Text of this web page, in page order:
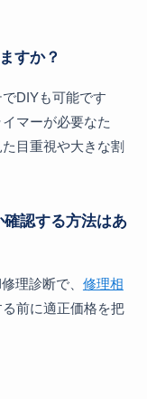
すか？
DIYも可能です
マーが必要なた
目重視や大きな割
認する方法はあ
理診断で、 修理相
前に適正価格を把